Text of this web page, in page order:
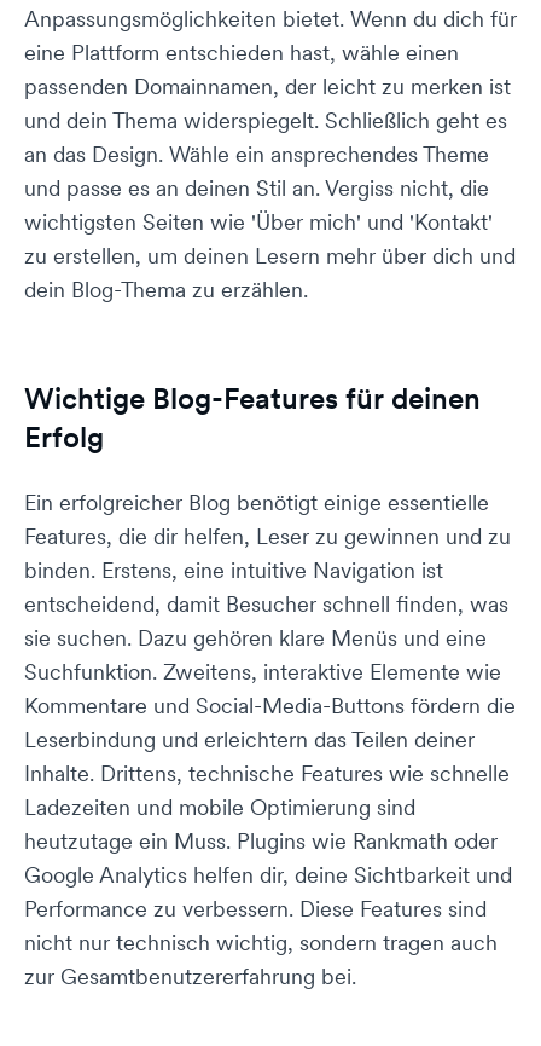
Anpassungsmöglichkeiten bietet. Wenn du dich für
eine Plattform entschieden hast, wähle einen
passenden Domainnamen, der leicht zu merken ist
und dein Thema widerspiegelt. Schließlich geht es
an das Design. Wähle ein ansprechendes Theme
und passe es an deinen Stil an. Vergiss nicht, die
wichtigsten Seiten wie 'Über mich' und 'Kontakt'
zu erstellen, um deinen Lesern mehr über dich und
dein Blog-Thema zu erzählen.
Wichtige Blog-Features für deinen
Erfolg
Ein erfolgreicher Blog benötigt einige essentielle
Features, die dir helfen, Leser zu gewinnen und zu
binden. Erstens, eine intuitive Navigation ist
entscheidend, damit Besucher schnell finden, was
sie suchen. Dazu gehören klare Menüs und eine
Suchfunktion. Zweitens, interaktive Elemente wie
Kommentare und Social-Media-Buttons fördern die
Leserbindung und erleichtern das Teilen deiner
Inhalte. Drittens, technische Features wie schnelle
Ladezeiten und mobile Optimierung sind
heutzutage ein Muss. Plugins wie Rankmath oder
Google Analytics helfen dir, deine Sichtbarkeit und
Performance zu verbessern. Diese Features sind
nicht nur technisch wichtig, sondern tragen auch
zur Gesamtbenutzererfahrung bei.